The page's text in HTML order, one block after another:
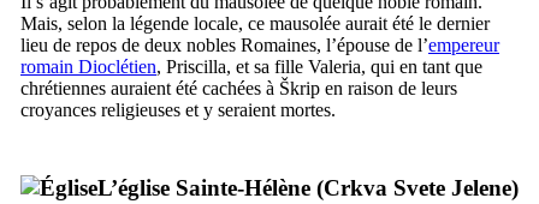
Mais, selon la légende locale, ce mausolée aurait été le dernier
lieu de repos de deux nobles Romaines, l’épouse de l’empereur
romain Dioclétien, Priscilla, et sa fille Valeria, qui en tant que
chrétiennes auraient été cachées à Škrip en raison de leurs
croyances religieuses et y seraient mortes.
L’église Sainte-Hélène (Crkva Svete Jelene)